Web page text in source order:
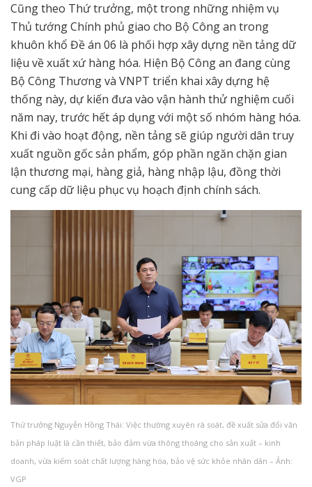
Cũng theo Thứ trưởng, một trong những nhiệm vụ
Thủ tướng Chính phủ giao cho Bộ Công an trong
khuôn khổ Đề án 06 là phối hợp xây dựng nền tảng dữ
liệu về xuất xứ hàng hóa. Hiện Bộ Công an đang cùng
Bộ Công Thương và VNPT triển khai xây dựng hệ
thống này, dự kiến đưa vào vận hành thử nghiệm cuối
năm nay, trước hết áp dụng với một số nhóm hàng hóa.
Khi đi vào hoạt động, nền tảng sẽ giúp người dân truy
xuất nguồn gốc sản phẩm, góp phần ngăn chặn gian
lận thương mại, hàng giả, hàng nhập lậu, đồng thời
cung cấp dữ liệu phục vụ hoạch định chính sách.
Thứ trưởng Nguyễn Hồng Thái: Việc thường xuyên rà soát, đề xuất sửa đổi văn
bản pháp luật là cần thiết, bảo đảm vừa thông thoáng cho sản xuất – kinh
doanh, vừa kiểm soát chất lượng hàng hóa, bảo vệ sức khỏe nhân dân – Ảnh:
VGP